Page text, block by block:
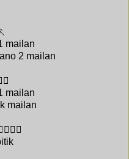
mailan
2 mailan
mailan
mailan